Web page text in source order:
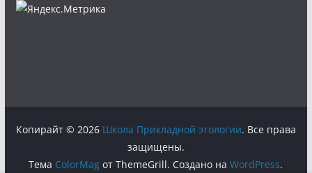
Копирайт © 2026 Школа Прикладной этологии. Все права
защищены.
Тема ColorMag от ThemeGrill. Создано наWordPress.